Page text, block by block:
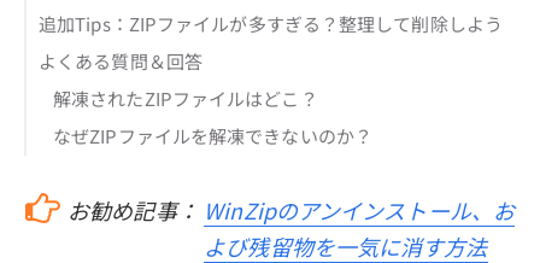
追加Tips：ZIPファイルが多すぎる？整理して削除しよう
よくある質問＆回答
解凍されたZIPファイルはどこ？
なぜZIPファイルを解凍できないのか？
お勧め記事： WinZipのアンインストール、お
よび残留物を一気に消す方法